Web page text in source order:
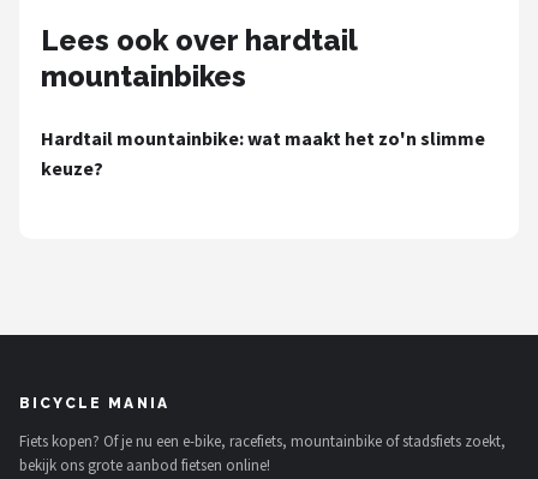
Volare
AXA
Voltano
Shimano
Lees ook over hardtail
mountainbikes
Hardtail mountainbike: wat maakt het zo'n slimme
keuze?
BICYCLE MANIA
Fiets kopen? Of je nu een e-bike, racefiets, mountainbike of stadsfiets zoekt,
bekijk ons grote aanbod fietsen online!